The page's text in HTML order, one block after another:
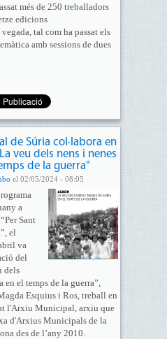
més de 250 treballadors
edicions
tal com ha passat els
amb sessions de dues
de Súria col·labora en
veu dels nens i nenes
de la guerra"
el 02/05/2024 - 08:05
a
Sant
el
va
del
dels
en el temps de la guerra”,
Esquius i Ros, treball en
l'Arxiu Municipal, arxiu que
d'Arxius Municipals de la
des de l’any 2010.